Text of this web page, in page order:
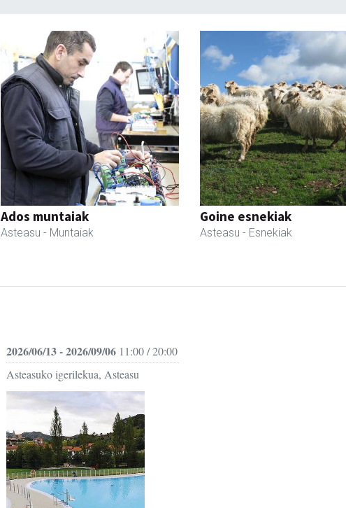
Ados muntaiak
Asteasu - Muntaiak
Goine esnekiak
Asteasu - Esnekiak
2026/06/13 - 2026/09/0611:00 / 20:00
Asteasuko igerilekua, Asteasu